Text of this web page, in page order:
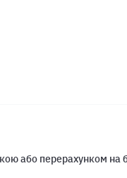
або перерахунком на